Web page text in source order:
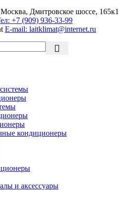
Дмитровское шоссе, 165к1
+7 (909) 936-33-99
E-mail: laitklimat@internet.ru
кондиционеры
и аксессуары